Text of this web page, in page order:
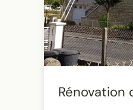
Rénovation